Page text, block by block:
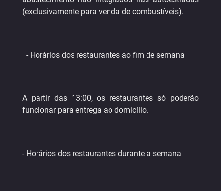
(exclusivamente para venda de combustíveis).
- Horários dos restaurantes ao fim de semana
A partir das 13:00, os restaurantes só poderão
funcionar para entrega ao domicílio.
- Horários dos restaurantes durante a semana